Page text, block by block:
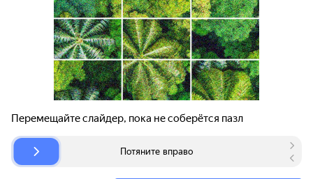
Поиск запчастей
Для автокомпаний
Авторазборки
О проекте
Помощь
Карта сайта